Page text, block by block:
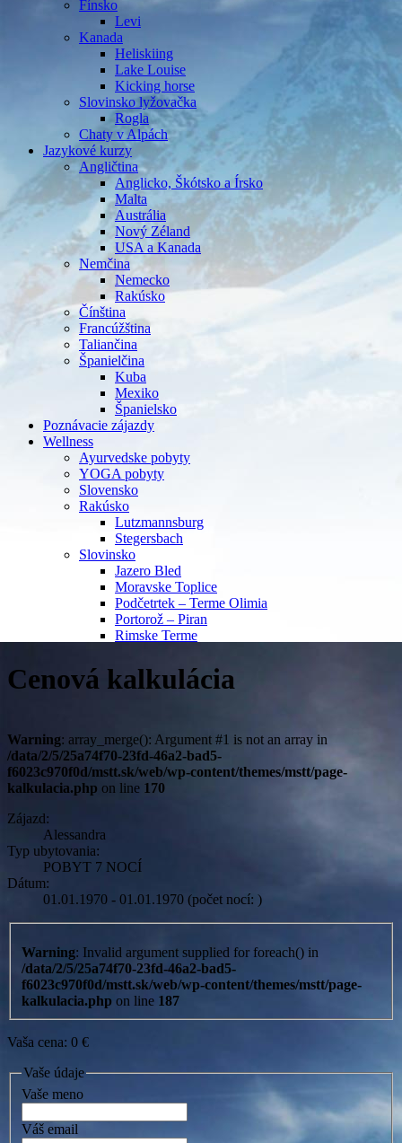
Fínsko
Levi
Kanada
Heliskiing
Lake Louise
Kicking horse
Slovinsko lyžovačka
Rogla
Chaty v Alpách
Jazykové kurzy
Angličtina
Anglicko, Škótsko a Írsko
Malta
Austrália
Nový Zéland
USA a Kanada
Nemčina
Nemecko
Rakúsko
Čínština
Francúžština
Taliančina
Španielčina
Kuba
Mexiko
Španielsko
Poznávacie zájazdy
Wellness
Ayurvedske pobyty
YOGA pobyty
Slovensko
Rakúsko
Lutzmannsburg
Stegersbach
Slovinsko
Jazero Bled
Moravske Toplice
Podčetrtek – Terme Olimia
Portorož – Piran
Rimske Terme
Cenová kalkulácia
Warning: array_merge(): Argument #1 is not an array in
/data/2/5/25a74f70-23fd-46a2-bad5-
f6023c970f0d/mstt.sk/web/wp-content/themes/mstt/page-
kalkulacia.php on line 170
Zájazd:
Alessandra
Typ ubytovania:
POBYT 7 NOCÍ
Dátum:
01.01.1970 - 01.01.1970 (počet nocí: )
Warning : Invalid argument supplied for foreach() in
/data/2/5/25a74f70-23fd-46a2-bad5-
f6023c970f0d/mstt.sk/web/wp-content/themes/mstt/page-
kalkulacia.php on line 187
Vaša cena: 0 €
Vaše údaje
Vaše meno
Váš email